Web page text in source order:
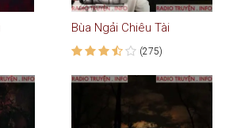
Bùa Ngải Chiêu Tài
(275)